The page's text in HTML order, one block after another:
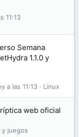
11:13
Semana
1.1.0 y
Linux
a las 11:13
web oficial
y juegos